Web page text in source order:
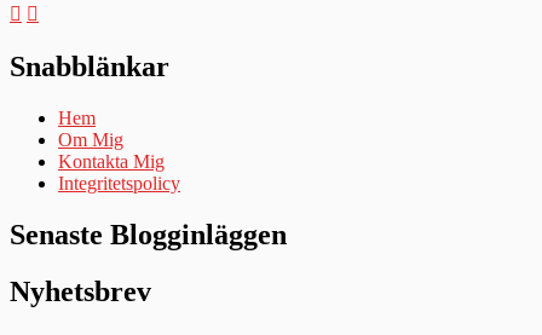
Snabblänkar
Hem
Om Mig
Kontakta Mig
Integritetspolicy
Senaste Blogginläggen
Nyhetsbrev